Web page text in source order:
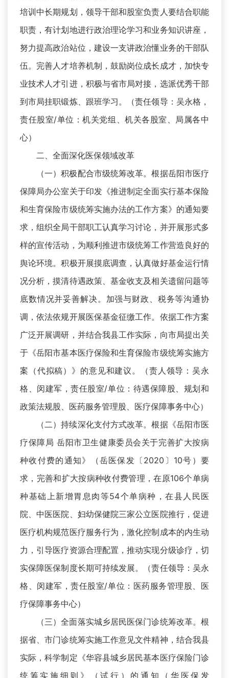
培训中长期规划，领导干部和股室负责人要结合职能
职责，有计划地进行政治理论学习和业务知识讲座，
努力提高政治站位，建设一支讲政治懂业务的干部队
伍。完善人才培养机制，鼓励岗位成长成才，加快专
业技术人才引进，积极与省市局对接，选派优秀干部
到市局挂职锻炼、跟班学习。（责任领导：吴永格，
责任股室/单位：机关党组、机关各股室、局属各中
心）
二、全面深化医保领域改革
（一）积极配合市级统筹改革。根据岳阳市医疗
保障局办公室关于印发《推进制定全面实行基本保险
和生育保险市级统筹实施办法的工作方案》的通知要
求，组织全局干部职工认真学习讨论，并开展形式多
样的宣传活动，为顺利推进市级统筹工作营造良好的
舆论环境。积极开展摸底调查，认真做好基金运行情
况分析，摸清待遇政策、基金收支及相关遗留问题等
底数情况并妥善解决。加强与财政、税务等沟通协
调，依法依规开展医保基金征缴工作。依据工作方案
广泛开展调研，并结合我县工作实际，向市局提出关
于《岳阳市基本医疗保险和生育保险市级统筹实施方
案（代拟稿）》的意见和建议。（责人领导：吴永
格、闵建军，责任股室/单位：待遇保障股、规划和
政策法规股、医药服务管理股、医疗保障事务中心）
（二）持续深化支付方式改革。根据《岳阳市医
疗保障局 岳阳市卫生健康委员会关于完善扩大按病
种收付费的通知》（岳医保发〔2020〕10号）要
求，完善和扩大按病种收付费管理，在原106个单病
种基础上新增胃息肉等54个单病种，在县人民医
院、中医医院、妇幼保健院三家公立医院推行，促进
医疗机构规范医疗服务行为，激化控制成本的内生动
力，引导医疗资源合理配置，推动实现分级诊疗，切
实保障医保制度长期可持续发展。（责任领导：吴永
格、闵建军，责任股室/单位：医药服务管理股、医
疗保障事务中心）
（三）全面落实城乡居民医保门诊统筹改革。根
据省、市门诊统筹实施工作意见文件精神，结合我县
实际，科学制定《华容县城乡居民基本医疗保险门诊
统筹实施细则》（试行）的通知（华医保发